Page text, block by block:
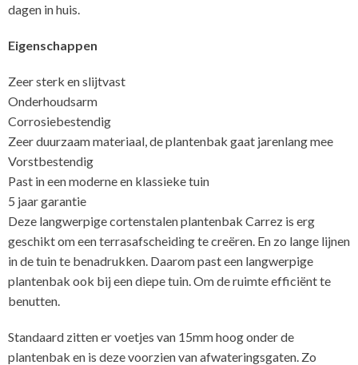
dagen in huis.
Eigenschappen
Zeer sterk en slijtvast
Onderhoudsarm
Corrosiebestendig
Zeer duurzaam materiaal, de plantenbak gaat jarenlang mee
Vorstbestendig
Past in een moderne en klassieke tuin
5 jaar garantie
Deze langwerpige cortenstalen plantenbak Carrez is erg
geschikt om een terrasafscheiding te creëren. En zo lange lijnen
in de tuin te benadrukken. Daarom past een langwerpige
plantenbak ook bij een diepe tuin. Om de ruimte efficiënt te
benutten.
Standaard zitten er voetjes van 15mm hoog onder de
plantenbak en is deze voorzien van afwateringsgaten. Zo